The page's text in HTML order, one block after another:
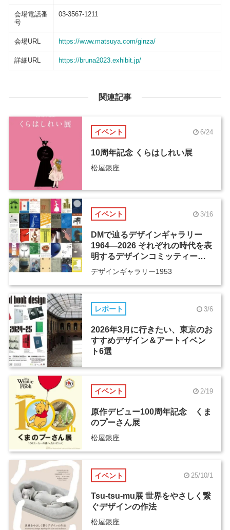
会場電話番
号
03-3567-1211
会場URL https://www.matsuya.com/ginza/
詳細URL https://bruna2023.exhibit.jp/
関連記事
イベント 6/24
10周年記念 くらはしれい展
松屋銀座
イベント 3/16
DMで辿るデザインギャラリー
1964―2026 それぞれの時代を表
明するデザインコミッティーの
活動歴、そしてその先へ
デザインギャラリー1953
レポート 3/6
2026年3月に行きたい、東京のお
すすめデザイン＆アートイベン
ト6選
イベント 2/19
原作デビュー100周年記念 くま
のプーさん展
松屋銀座
イベント 25/10/1
Tsu-tsu-mu展 世界をやさしく繋
ぐデザインの作法
松屋銀座